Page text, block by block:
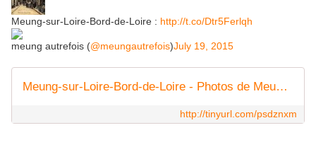
Meung-sur-Loire-Bord-de-Loire : http://t.co/Dtr5Ferlqh
meung autrefois (@meungautrefois)July 19, 2015
Meung-sur-Loire-Bord-de-Loire - Photos de Meung sur Loire et sa région
http://tinyurl.com/psdznxm